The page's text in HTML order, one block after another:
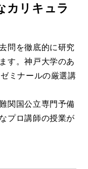
カリキュラ
問を徹底的に研究
す。神戸大学のあ
ミナールの厳選講
関国公立専門予備
プロ講師の授業が